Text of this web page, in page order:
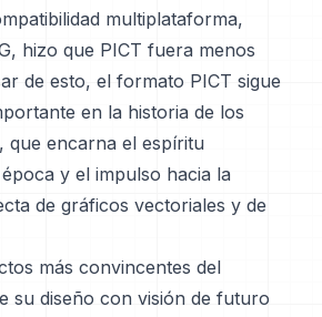
multiplataforma,
hizo que PICT fuera menos
de esto, el formato PICT sigue
en la historia de los
que encarna el espíritu
y el impulso hacia la
de gráficos vectoriales y de
más convincentes del
su diseño con visión de futuro